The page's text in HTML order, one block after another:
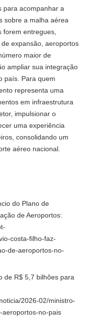
para acompanhar a
sobre a malha aérea
forem entregues,
expansão, aeroportos
maior de
ampliar sua integração
país. Para quem
representa uma
em infraestrutura
impulsionar o
uma experiência
consolidando um
aéreo nacional.
do Plano de
de Aeroportos:
costa-filho-faz-
de-aeroportos-no-
de R$ 5,7 bilhões para
2026-02/ministro-
no-pais